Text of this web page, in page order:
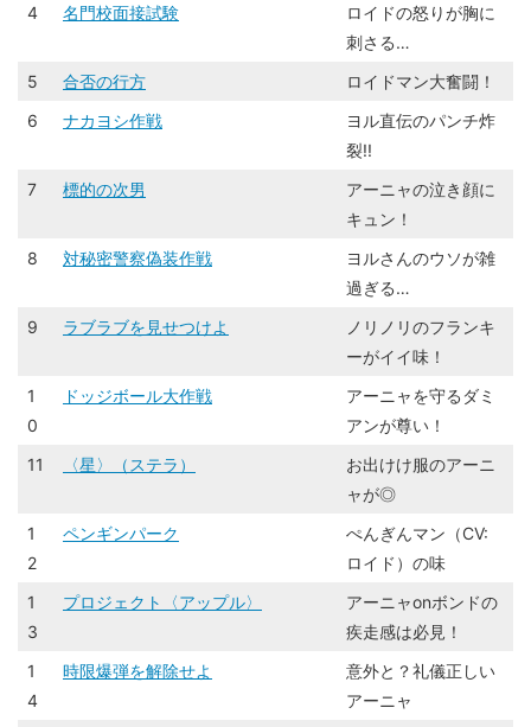
4
名門校面接試験
ロイドの怒りが胸に
刺さる…
5
合否の行方
ロイドマン大奮闘！
6
ナカヨシ作戦
ヨル直伝のパンチ炸
裂!!
7
標的の次男
アーニャの泣き顔に
キュン！
8
対秘密警察偽装作戦
ヨルさんのウソが雑
過ぎる…
9
ラブラブを見せつけよ
ノリノリのフランキ
ーがイイ味！
1
0
ドッジボール大作戦
アーニャを守るダミ
アンが尊い！
11
〈星〉（ステラ）
お出けけ服のアーニ
ャが◎
1
2
ペンギンパーク
ぺんぎんマン（CV:
ロイド）の味
1
3
プロジェクト〈アップル〉
アーニャonボンドの
疾走感は必見！
1
4
時限爆弾を解除せよ
意外と？礼儀正しい
アーニャ